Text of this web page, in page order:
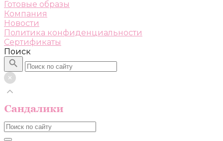
Готовые образы
Компания
Новости
Политика конфиденциальности
Сертификаты
Поиск